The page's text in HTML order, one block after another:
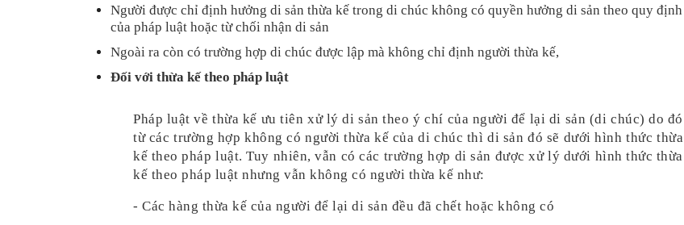
Người được chỉ định hưởng di sản thừa kế trong di chúc không có quyền hưởng di sản theo quy định
của pháp luật hoặc từ chối nhận di sản
Ngoài ra còn có trường hợp di chúc được lập mà không chỉ định người thừa kế,
Đối với thừa kế theo pháp luật
Pháp luật về thừa kế ưu tiên xử lý di sản theo ý chí của người để lại di sản (di chúc) do đó
từ các trường hợp không có người thừa kế của di chúc thì di sản đó sẽ dưới hình thức thừa
kế theo pháp luật. Tuy nhiên, vẫn có các trường hợp di sản được xử lý dưới hình thức thừa
kế theo pháp luật nhưng vẫn không có người thừa kế như:
- Các hàng thừa kế của người để lại di sản đều đã chết hoặc không có